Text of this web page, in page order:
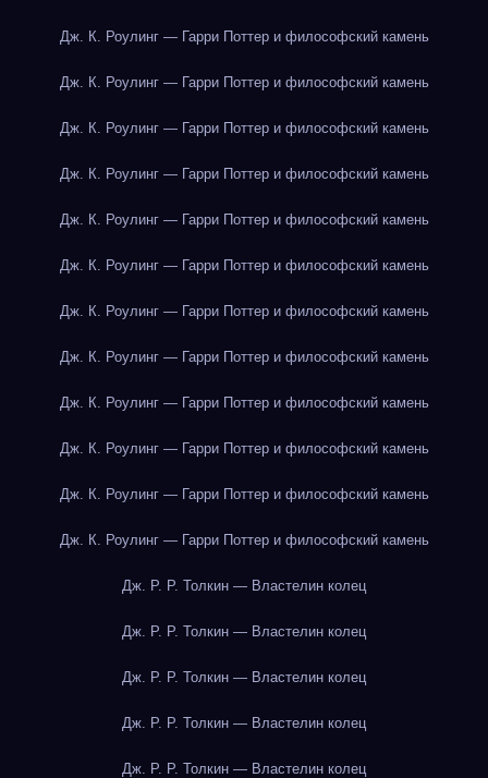
Дж. К. Роулинг — Гарри Поттер и философский камень
Дж. К. Роулинг — Гарри Поттер и философский камень
Дж. К. Роулинг — Гарри Поттер и философский камень
Дж. К. Роулинг — Гарри Поттер и философский камень
Дж. К. Роулинг — Гарри Поттер и философский камень
Дж. К. Роулинг — Гарри Поттер и философский камень
Дж. К. Роулинг — Гарри Поттер и философский камень
Дж. К. Роулинг — Гарри Поттер и философский камень
Дж. К. Роулинг — Гарри Поттер и философский камень
Дж. К. Роулинг — Гарри Поттер и философский камень
Дж. К. Роулинг — Гарри Поттер и философский камень
Дж. К. Роулинг — Гарри Поттер и философский камень
Дж. Р. Р. Толкин — Властелин колец
Дж. Р. Р. Толкин — Властелин колец
Дж. Р. Р. Толкин — Властелин колец
Дж. Р. Р. Толкин — Властелин колец
Дж. Р. Р. Толкин — Властелин колец